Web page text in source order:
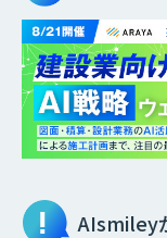
AIsmiley